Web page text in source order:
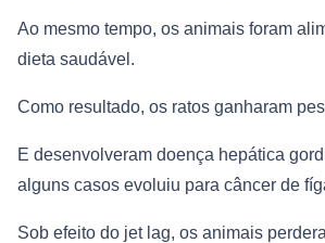
Ao mesmo tempo, os animais foram
dieta saudável.
Como resultado, os ratos ganharam
E desenvolveram doença hepática
alguns casos evoluiu para câncer de
Sob efeito do jet lag, os animais